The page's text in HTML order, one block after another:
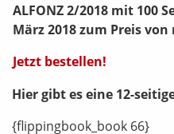
ALFONZ 2/2018 mit 100
März 2018 zum Preis von
Jetzt bestellen!
Hier gibt es eine 12-
{flippingbook_book 66}